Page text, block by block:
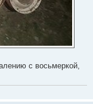
с восьмеркой,